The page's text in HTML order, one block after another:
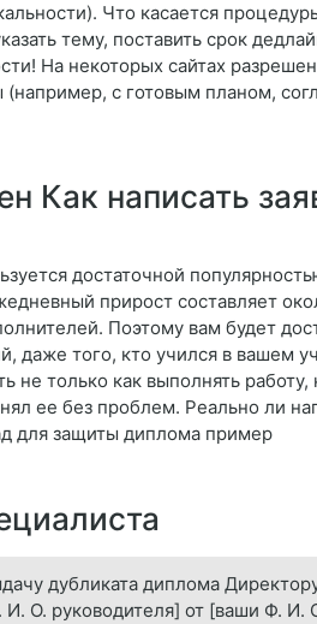
Что касается
тему, поставить срок
На некоторых сайтах
(например, с готовым планом,
Как написать
достаточной
прирост составляет
Поэтому вам будет
даже того, кто учился в вашем
не только как выполнять
ее без проблем. Реально ли
для защиты диплома пример
дубликата диплома
И. О. руководителя] от [ваши Ф.